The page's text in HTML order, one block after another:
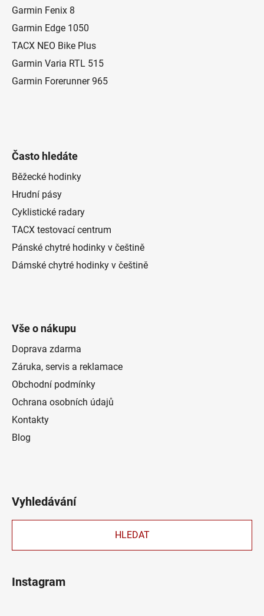
Garmin Fenix 8
Garmin Edge 1050
TACX NEO Bike Plus
Garmin Varia RTL 515
Garmin Forerunner 965
Často hledáte
Běžecké hodinky
Hrudní pásy
Cyklistické radary
TACX testovací centrum
Pánské chytré hodinky v češtině
Dámské chytré hodinky v češtině
Vše o nákupu
Doprava zdarma
Záruka, servis a reklamace
Obchodní podmínky
Ochrana osobních údajů
Kontakty
Blog
Vyhledávání
HLEDAT
Instagram